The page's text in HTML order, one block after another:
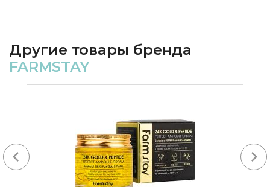
Другие товары бренда
FARMSTAY
Next